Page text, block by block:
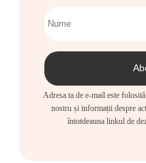
Adresa ta de e-mail este
nostru și informații despre
întotdeauna linkul de